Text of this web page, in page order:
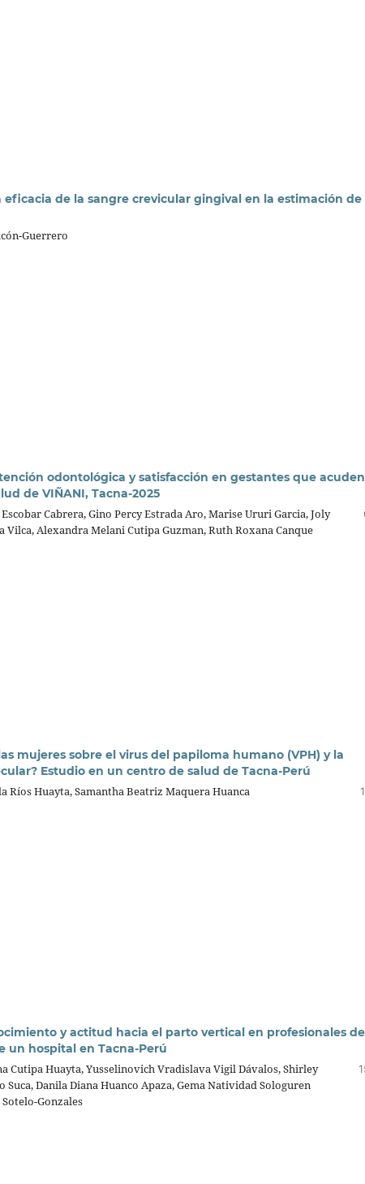
eficacia de la sangre crevicular gingival en la estimación de
Guerrero
odontológica y satisfacción en gestantes que
de VIÑANI, Tacna-2025
Cabrera, Gino Percy Estrada Aro, Marise Ururi Garcia, Joly
Vilca, Alexandra Melani Cutipa Guzman, Ruth Roxana Canque
mujeres sobre el virus del papiloma humano (VPH) y la
Estudio en un centro de salud de Tacna-Perú
Ríos Huayta, Samantha Beatriz Maquera Huanca
y actitud hacia el parto vertical en profesionales de
un hospital en Tacna-Perú
Cutipa Huayta, Yusselinovich Vradislava Vigil Dávalos, Shirley
Danila Diana Huanco Apaza, Gema Natividad Sologuren
Gonzales